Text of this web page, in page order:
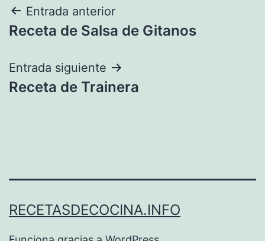
Navegación
de
entradas
Entrada anterior
Receta de Salsa de Gitanos
Entrada siguiente
Receta de Trainera
RECETASDECOCINA.INFO